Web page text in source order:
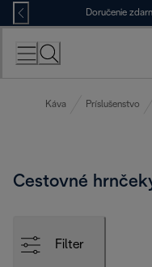
Skip
to
Content
Doručenie
Káva Príslušenstvo
Cestovné
Filter